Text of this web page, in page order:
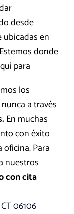
desde
en
Estemos donde
para
los
a través
En muchas
con éxito
Para
nuestros
con cita
06106